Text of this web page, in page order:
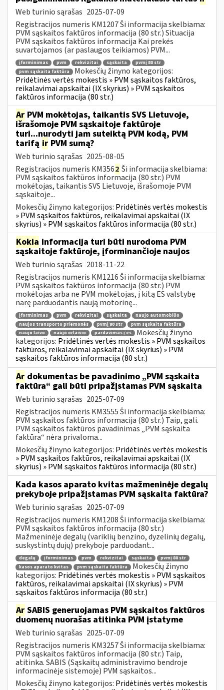
Web turinio sąrašas 2025-07-09
Registracijos numeris KM1207 Ši informacija skelbiama:
PVM sąskaitos faktūros informacija (80 str.) Situacija
PVM sąskaitos faktūros informacija Kai prekės
suvartojamos (ar paslaugos teikiamos) PVM...
įforminimas pvm rekvizitai sąskaita
pvmį 80 str
pvm sąskaita faktūra
Mokesčių žinyno kategorijos:
Pridėtinės vertės mokestis » PVM sąskaitos faktūros,
reikalavimai apskaitai (IX skyrius) » PVM sąskaitos
faktūros informacija (80 str.)
Ar PVM mokėtojas, taikantis SVS Lietuvoje,
išrašomoje PVM sąskaitoje faktūroje
turi...nurodyti jam suteiktą PVM kodą, PVM
tarifą ir PVM sumą?
Web turinio sąrašas 2025-08-05
Registracijos numeris KM3562 Ši informacija skelbiama:
PVM sąskaitos faktūros informacija (80 str.) PVM
mokėtojas, taikantis SVS Lietuvoje, išrašomoje PVM
sąskaitoje...
Mokesčių žinyno kategorijos: Pridėtinės vertės mokestis
» PVM sąskaitos faktūros, reikalavimai apskaitai (IX
skyrius) » PVM sąskaitos faktūros informacija (80 str.)
Kokia informacija turi būti nurodoma PVM
sąskaitoje faktūroje, įforminančioje naujos
Web turinio sąrašas 2018-11-22
Registracijos numeris KM1216 Ši informacija skelbiama:
PVM sąskaitos faktūros informacija (80 str.) PVM
mokėtojas arba ne PVM mokėtojas, į kitą ES valstybę
narę parduodantis naują motorinę...
įforminimas pvm rekvizitai sąskaita
naujo automobilio
naujos transporto priemonės
pvmį 80 str
pvm sąskaita faktūra
naujo laivo
naujo orlaivio pardavimas į es
Mokesčių žinyno
kategorijos: Pridėtinės vertės mokestis » PVM sąskaitos
faktūros, reikalavimai apskaitai (IX skyrius) » PVM
sąskaitos faktūros informacija (80 str.)
Ar dokumentas be pavadinimo „PVM sąskaita
faktūra“ gali būti pripažįstamas PVM sąskaita
Web turinio sąrašas 2025-07-09
Registracijos numeris KM3555 Ši informacija skelbiama:
PVM sąskaitos faktūros informacija (80 str.) Taip, gali.
PVM sąskaitos faktūros pavadinimas „PVM sąskaita
faktūra“ nėra privaloma...
Mokesčių žinyno kategorijos: Pridėtinės vertės mokestis
» PVM sąskaitos faktūros, reikalavimai apskaitai (IX
skyrius) » PVM sąskaitos faktūros informacija (80 str.)
Kada kasos aparato kvitas mažmeninėje degalų
prekyboje pripažįstamas PVM sąskaita faktūra?
Web turinio sąrašas 2025-07-09
Registracijos numeris KM1208 Ši informacija skelbiama:
PVM sąskaitos faktūros informacija (80 str.)
Mažmeninėje degalų (variklių benzino, dyzelinių degalų,
suskystintų dujų) prekyboje parduodant...
degalų įforminimas pvm rekvizitai sąskaita
pvmį 80 str
kasos aparato kvitas
pvm sąskaita faktūra
Mokesčių žinyno
kategorijos: Pridėtinės vertės mokestis » PVM sąskaitos
faktūros, reikalavimai apskaitai (IX skyrius) » PVM
sąskaitos faktūros informacija (80 str.)
Ar SABIS generuojamas PVM sąskaitos faktūros
duomenų nuorašas atitinka PVM įstatyme
Web turinio sąrašas 2025-07-09
Registracijos numeris KM3257 Ši informacija skelbiama:
PVM sąskaitos faktūros informacija (80 str.) Taip,
atitinka. SABIS (Sąskaitų administravimo bendroje
informacinėje sistemoje) PVM sąskaitos...
Mokesčių žinyno kategorijos: Pridėtinės vertės mokestis